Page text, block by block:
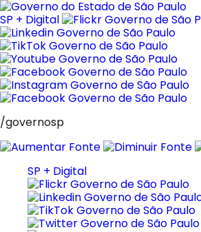
Skip
to
content
SP + Digital
/governosp
SP + Digital